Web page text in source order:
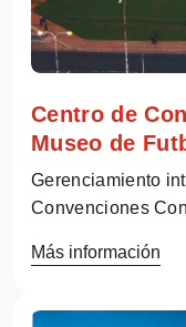
Centro de
Museo de
Gerenciamiento
Convenciones
Museo del Fútbol
Más información